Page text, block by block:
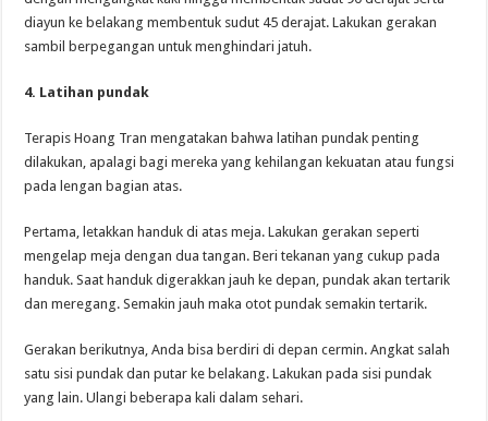
diayun ke belakang membentuk sudut 45 derajat. Lakukan gerakan
sambil berpegangan untuk menghindari jatuh.
4. Latihan pundak
Terapis Hoang Tran mengatakan bahwa latihan pundak penting
dilakukan, apalagi bagi mereka yang kehilangan kekuatan atau fungsi
pada lengan bagian atas.
Pertama, letakkan handuk di atas meja. Lakukan gerakan seperti
mengelap meja dengan dua tangan. Beri tekanan yang cukup pada
handuk. Saat handuk digerakkan jauh ke depan, pundak akan tertarik
dan meregang. Semakin jauh maka otot pundak semakin tertarik.
Gerakan berikutnya, Anda bisa berdiri di depan cermin. Angkat salah
satu sisi pundak dan putar ke belakang. Lakukan pada sisi pundak
yang lain. Ulangi beberapa kali dalam sehari.